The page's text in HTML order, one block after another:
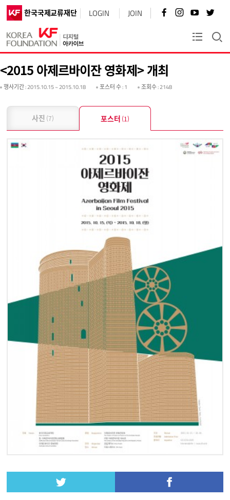
한국국제교류재단 LOGIN JOIN 페
이
로
인
스
바
유
튜
브
바
가
트
터
바
로
가
KF플러스
<2015 아제르바이잔 영화제> 개최
행사기간: 2015.10.15 ~ 2015.10.18 포스터 수: 1 조회수: 2148
사진 (7) 포스터 (1)